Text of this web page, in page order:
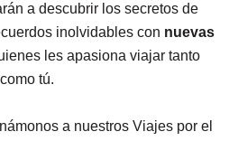
a descubrir los secretos de
inolvidables con nuevas
les apasiona viajar tanto
como tú.
a nuestros Viajes por el